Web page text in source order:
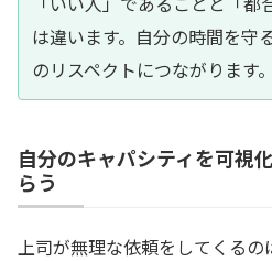
は違います。自分の時間を守
のリスペクトにつながります。
自分のキャパシティを可視
らう
上司が無理な依頼をしてくる